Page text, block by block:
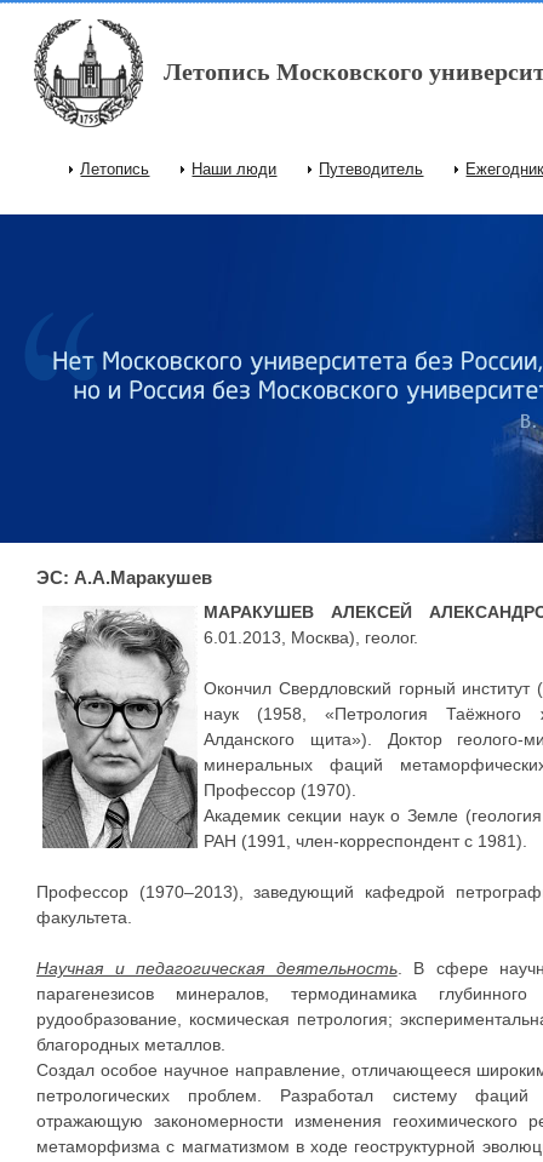
Перейти к основному содержанию
Летопись Московского
Главное меню
Летопись Наши люди Путеводитель
ЭС: А.А.Маракушев
МАРАКУШЕВ АЛЕКСЕЙ
6.01.2013, Москва), геолог.
Окончил Свердловский горный институт
наук (1958, «Петрология Таёжного
Алданского щита»). Доктор геолого-
минеральных фаций
Профессор (1970).
Академик секции наук о Земле
РАН (1991, член-корреспондент с 1981).
Профессор (1970–2013), заведующий кафедрой
факультета.
Научная и педагогическая деятельность. В сфере
парагенезисов минералов, термодинамика
рудообразование, космическая петрология;
благородных металлов.
Создал особое научное направление, отличающееся
петрологических проблем. Разработал систему
отражающую закономерности изменения геохимического
метаморфизма с магматизмом в ходе геоструктурной